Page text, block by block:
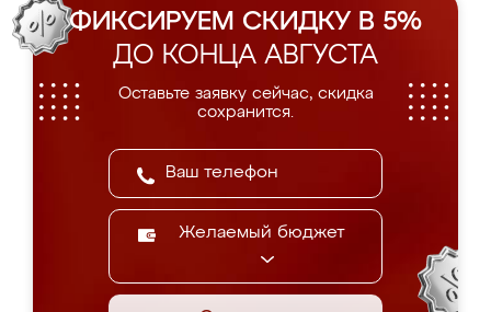
ФИКСИРУЕМ СКИДКУ В 5%
ДО КОНЦА АВГУСТА
Оставьте заявку сейчас, скидка
сохранится.
Желаемый бюджет